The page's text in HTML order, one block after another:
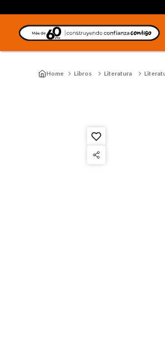
Libros Literatura